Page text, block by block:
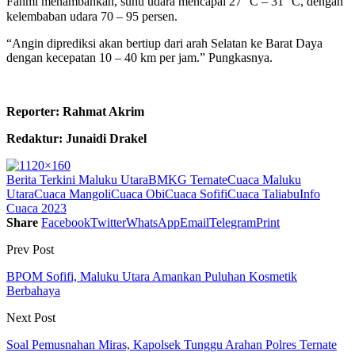
kelembaban udara 70 – 95 persen.
“Angin diprediksi akan bertiup dari arah Selatan ke Barat Daya
dengan kecepatan 10 – 40 km per jam.” Pungkasnya.
Reporter: Rahmat Akrim
Redaktur: Junaidi Drakel
Berita Terkini Maluku UtaraBMKG TernateCuaca Maluku
UtaraCuaca MangoliCuaca ObiCuaca SofifiCuaca TaliabuInfo
Cuaca 2023
Share FacebookTwitterWhatsAppEmailTelegramPrint
Prev Post
BPOM Sofifi, Maluku Utara Amankan Puluhan Kosmetik
Berbahaya
Next Post
Soal Pemusnahan Miras, Kapolsek Tunggu Arahan Polres Ternate